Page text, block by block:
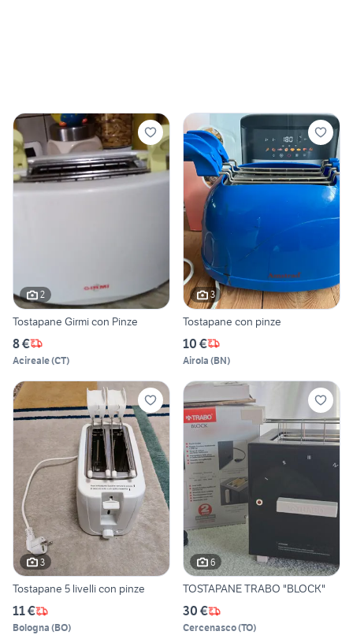
2
Tostapane Girmi con Pinze
8 €
Acireale(CT)
3
Tostapane con pinze
10 €
Airola (BN)
3
Tostapane 5 livelli con pinze
11 €
Bologna (BO)
6
TOSTAPANE TRABO "BLOCK"
30 €
Cercenasco(TO)